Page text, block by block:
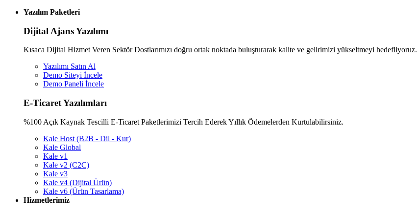
Yazılım Paketleri
Dijital Ajans Yazılımı
Kısaca Dijital Hizmet Veren Sektör Dostlarımızı doğru ortak noktada buluşturarak kalite ve gelirimizi yükseltmeyi hedefliyoruz.
Yazılımı Satın Al
Demo Siteyi İncele
Demo Paneli İncele
E-Ticaret Yazılımları
%100 Açık Kaynak Tescilli E-Ticaret Paketlerimizi Tercih Ederek Yıllık Ödemelerden Kurtulabilirsiniz.
Kale Host (B2B - Dil - Kur)
Kale Global
Kale v1
Kale v2 (C2C)
Kale v3
Kale v4 (Dijital Ürün)
Kale v6 (Ürün Tasarlama)
Hizmetlerimiz